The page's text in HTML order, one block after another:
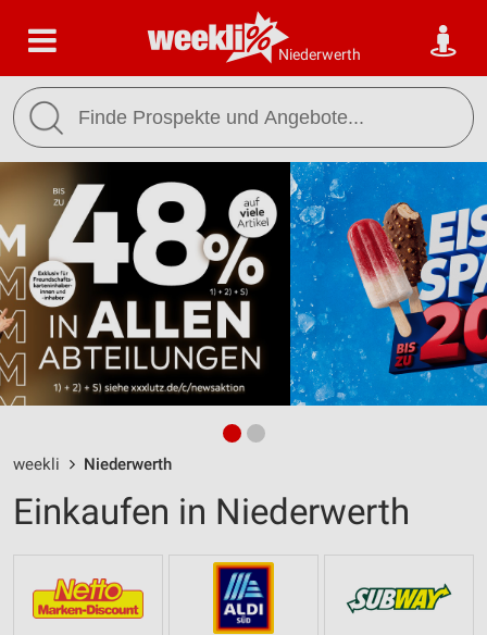
Niederwerth
weekli Niederwerth
Einkaufen in Niederwerth